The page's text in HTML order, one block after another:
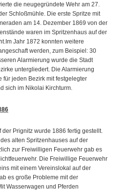
die neugegründete Wehr am 27.
Schloßmühle. Die erste Spritze mit
am 14. Dezember 1869 von der
waren im Spritzenhaus auf der
Jahr 1872 konnten weitere
werden, zum Beispiel: 30
Alarmierung wurde die Stadt
untergliedert. Die Alarmierung
für jeden Bezirk mit festgelegter
sich im Nikolai Kirchturm.
der Prignitz wurde 1886 fertig gestellt.
alten Spritzenhauses auf der
zur Freiwilligen Feuerwehr gab es
Die Freiwillige Feuerwehr
mit einem Vereinslokal auf der
es große Probleme mit der
Wasserwagen und Pferden